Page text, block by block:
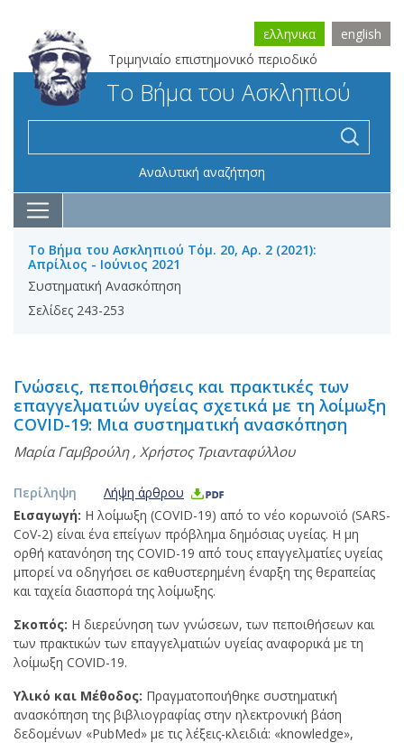
Τριμηνιαίο επιστημονικό περιοδικό
ελληνικα english
Το Βήμα του Ασκληπιού
Αναλυτική αναζήτηση
Το Βήμα του Ασκληπιού Τόμ. 20, Αρ. 2 (2021):
Απρίλιος - Ιούνιος 2021
Συστηματική Ανασκόπηση
Σελίδες 243-253
Γνώσεις, πεποιθήσεις και πρακτικές των
επαγγελματιών υγείας σχετικά με τη λοίμωξη
COVID-19: Μια συστηματική ανασκόπηση
Μαρία Γαμβρούλη, Χρήστος Τριανταφύλλου
Περίληψη
Λήψη άρθρου
Εισαγωγή: Η λοίμωξη (COVID-19) από το νέο κορωνοϊό (SARS-
CoV-2) είναι ένα επείγων πρόβλημα δημόσιας υγείας. Η μη
ορθή κατανόηση της COVID-19 από τους επαγγελματίες υγείας
μπορεί να οδηγήσει σε καθυστερημένη έναρξη της θεραπείας
και ταχεία διασπορά της λοίμωξης.
Σκοπός: Η διερεύνηση των γνώσεων, των πεποιθήσεων και
των πρακτικών των επαγγελματιών υγείας αναφορικά με τη
λοίμωξη COVID-19.
Υλικό και Μέθοδος: Πραγματοποιήθηκε συστηματική
ανασκόπηση της βιβλιογραφίας στην ηλεκτρονική βάση
δεδομένων «PubMed» με τις λέξεις-κλειδιά: «knowledge»,